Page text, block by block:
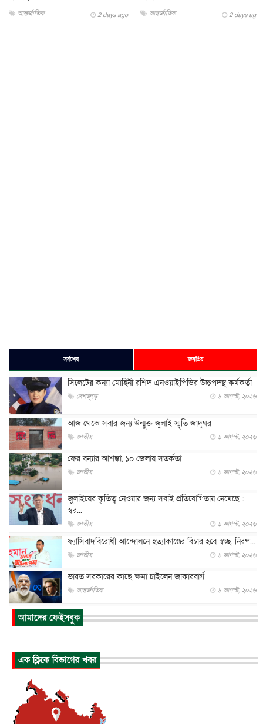
আন্তর্জাতিক 2 days ago আন্তর্জাতিক 2 days ago
সর্বশেষ জনপ্রিয়
সিলেটের কন্যা মোহিনী রশিদ এনওয়াইপিডির উচ্চপদস্থ কর্মকর্তা
দেশজুড়ে ৬ আগস্ট, ২০২৬
আজ থেকে সবার জন্য উন্মুক্ত জুলাই স্মৃতি জাদুঘর
জাতীয় ৬ আগস্ট, ২০২৬
ফের বন্যার আশঙ্কা, ১০ জেলায় সতর্কতা
জাতীয় ৬ আগস্ট, ২০২৬
জুলাইয়ের কৃতিত্ব নেওয়ার জন্য সবাই প্রতিযোগিতায় নেমেছে :
স্বর...
জাতীয় ৬ আগস্ট, ২০২৬
ফ্যাসিবাদবিরোধী আন্দোলনে হত্যাকাণ্ডের বিচার হবে স্বচ্ছ, নিরপ...
জাতীয় ৬ আগস্ট, ২০২৬
ভারত সরকারের কাছে ক্ষমা চাইলেন জাকারবার্গ
আন্তর্জাতিক ৬ আগস্ট, ২০২৬
আকাশে ট্রাম্পের হেলিকপ্টার ও যাত্রীবাহী বিমান মুখোমুখি, তদন্...
আন্তর্জাতিক
আন্তর্জাতিক ৬ আগস্ট, ২০২৬
টি-টোয়েন্টি ইতিহাসের সর্বোচ্চ রানের মালিক এখন জস বাটলার
আমাদের ফেইসবুক
এক ক্লিকে বিভাগের খবর